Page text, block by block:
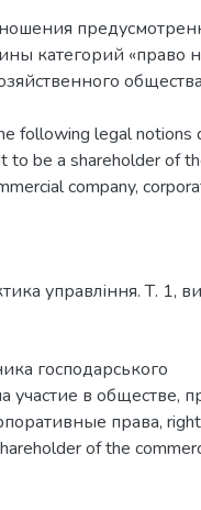
категорий «право
following legal notions
to be a shareholder of
company,
управління. Т. 1,
господарського
участие в обществе,
права,
of the